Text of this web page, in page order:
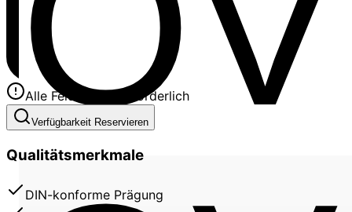
Alle Felder sind erforderlich
Verfügbarkeit Reservieren
Qualitätsmerkmale
DIN-konforme Prägung